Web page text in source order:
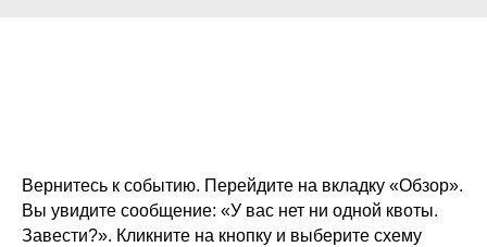
Вернитесь к событию. Перейдите на вкладку «Обзор».
Вы увидите сообщение: «‎У вас нет ни одной квоты.
Завести?». Кликните на кнопку и выберите схему